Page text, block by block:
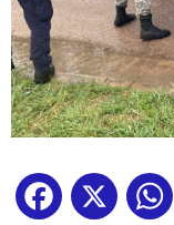
Facebook
X